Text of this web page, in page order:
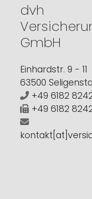
dvh
GmbH
Einhardstr. 9 - 11
63500
+49 6182
+49 6182